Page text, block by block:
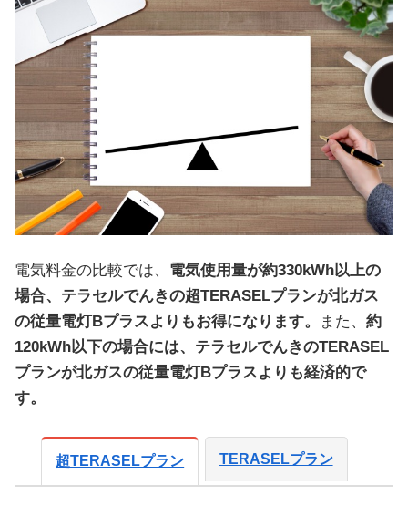
電気料金の比較では、 電気使用量が約330kWh以上の
場合、テラセルでんきの超TERASELプランが北ガス
の従量電灯Bプラスよりもお得になります。
また、 約
120kWh以下の場合には、テラセルでんきのTERASEL
プランが北ガスの従量電灯Bプラスよりも経済的で
す。
超TERASELプラン TERASELプラン